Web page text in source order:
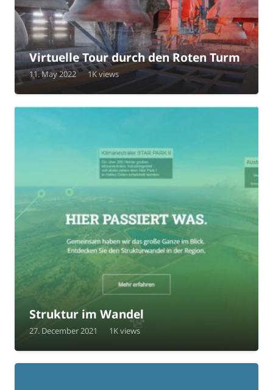
Virtuelle Tour durch den Roten Turm
11. May 2022 1Kviews
Struktur im Wandel
27. December 2021 1Kviews